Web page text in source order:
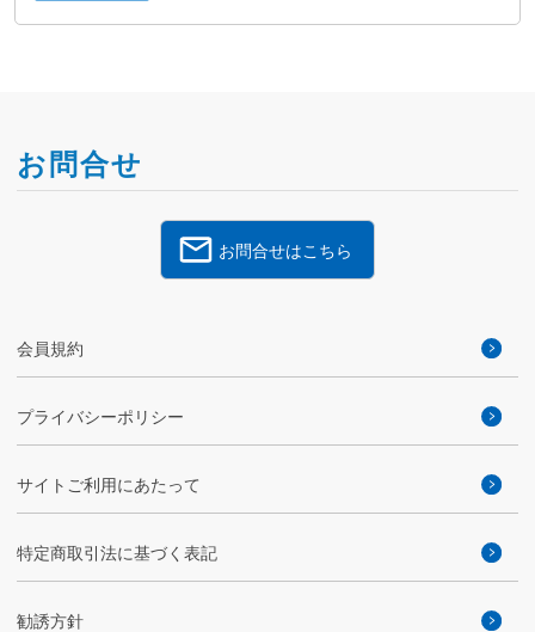
お問合せ
お問合せはこちら
会員規約
プライバシーポリシー
サイトご利用にあたって
特定商取引法に基づく表記
勧誘方針